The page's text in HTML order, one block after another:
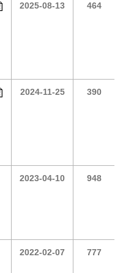
2025-08-13 464
2024-11-25 390
2023-04-10 948
2022-02-07 777